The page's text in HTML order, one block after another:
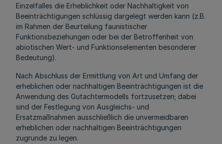
Einzelfalles die Erheblichkeit oder Nachhaltigkeit von
Beeinträchtigungen schlüssig dargelegt werden kann (z.B.
im Rahmen der Beurteilung faunistischer
Funktionsbeziehungen oder bei der Betroffenheit von
abiotischen Wert- und Funktionselementen besonderer
Bedeutung).
Nach Abschluss der Ermittlung von Art und Umfang der
erheblichen oder nachhaltigen Beeinträchtigungen ist die
Anwendung des Gutachtermodells fortzusetzen; dabei
sind der Festlegung von Ausgleichs- und
Ersatzmaßnahmen ausschließlich die unvermeidbaren
erheblichen oder nachhaltigen Beeinträchtigungen
zugrunde zu legen.